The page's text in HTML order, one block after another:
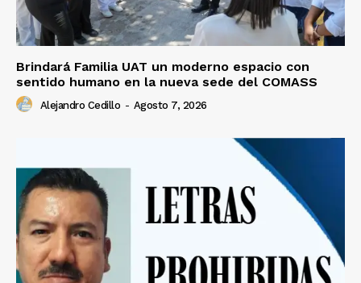
Brindará Familia UAT un moderno espacio con
sentido humano en la nueva sede del COMASS
Alejandro Cedillo - Agosto 7, 2026